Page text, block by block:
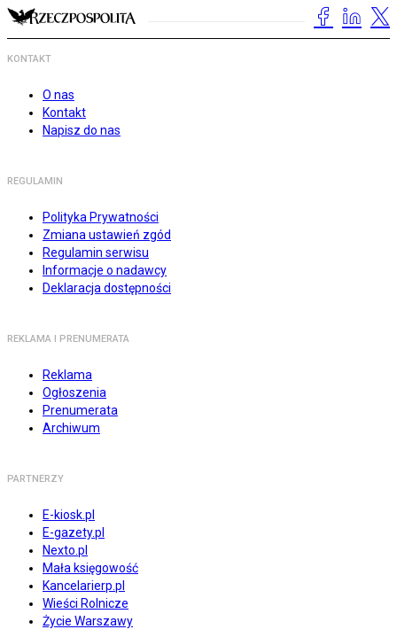
KONTAKT
O nas
Kontakt
Napisz do nas
REGULAMIN
Polityka Prywatności
Zmiana ustawień zgód
Regulamin serwisu
Informacje o nadawcy
Deklaracja dostępności
REKLAMA I PRENUMERATA
Reklama
Ogłoszenia
Prenumerata
Archiwum
PARTNERZY
E-kiosk.pl
E-gazety.pl
Nexto.pl
Mała księgowość
Kancelarierp.pl
Wieści Rolnicze
Życie Warszawy